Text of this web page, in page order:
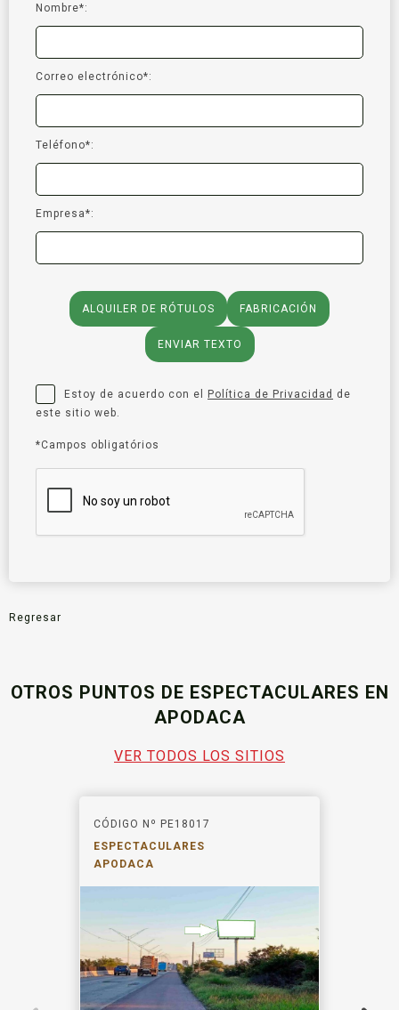
Nombre*:
Correo electrónico*:
Teléfono*:
Empresa*:
ALQUILER DE RÓTULOS FABRICACIÓN
ENVIAR TEXTO
Estoy de acuerdo con el Política de Privacidad de
este sitio web.
*Campos obligatórios
Regresar
OTROS PUNTOS DE ESPECTACULARES EN
APODACA
VER TODOS LOS SITIOS
CÓDIGO Nº PE18017
ESPECTACULARES
APODACA